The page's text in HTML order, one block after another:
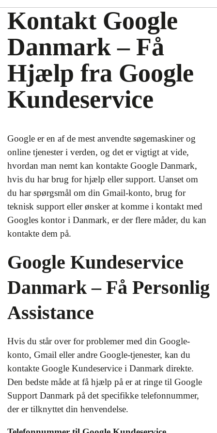
Kontakt Google
Danmark – Få
Hjælp fra Google
Kundeservice
Google er en af de mest anvendte søgemaskiner og
online tjenester i verden, og det er vigtigt at vide,
hvordan man nemt kan kontakte Google Danmark,
hvis du har brug for hjælp eller support. Uanset om
du har spørgsmål om din Gmail-konto, brug for
teknisk support eller ønsker at komme i kontakt med
Googles kontor i Danmark, er der flere måder, du kan
kontakte dem på.
Google Kundeservice
Danmark – Få Personlig
Assistance
Hvis du står over for problemer med din Google-
konto, Gmail eller andre Google-tjenester, kan du
kontakte Google Kundeservice i Danmark direkte.
Den bedste måde at få hjælp på er at ringe til Google
Support Danmark på det specifikke telefonnummer,
der er tilknyttet din henvendelse.